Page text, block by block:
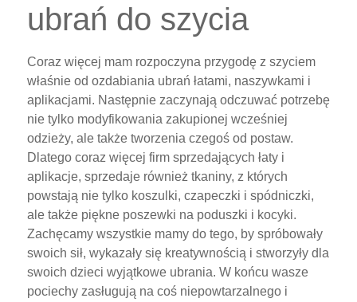
ubrań do szycia
Coraz więcej mam rozpoczyna przygodę z szyciem
właśnie od ozdabiania ubrań łatami, naszywkami i
aplikacjami. Następnie zaczynają odczuwać potrzebę
nie tylko modyfikowania zakupionej wcześniej
odzieży, ale także tworzenia czegoś od postaw.
Dlatego coraz więcej firm sprzedających łaty i
aplikacje, sprzedaje również tkaniny, z których
powstają nie tylko koszulki, czapeczki i spódniczki,
ale także piękne poszewki na poduszki i kocyki.
Zachęcamy wszystkie mamy do tego, by spróbowały
swoich sił, wykazały się kreatywnością i stworzyły dla
swoich dzieci wyjątkowe ubrania. W końcu wasze
pociechy zasługują na coś niepowtarzalnego i